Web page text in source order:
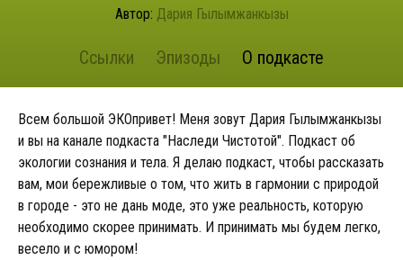
Автор: Дария Гылымжанкызы
Ссылки Эпизоды О подкасте
Всем большой ЭКОпривет! Меня зовут Дария Гылымжанкызы
и вы на канале подкаста "Наследи Чистотой". Подкаст об
экологии сознания и тела. Я делаю подкаст, чтобы рассказать
вам, мои бережливые о том, что жить в гармонии с природой
в городе - это не дань моде, это уже реальность, которую
необходимо скорее принимать. И принимать мы будем легко,
весело и с юмором!